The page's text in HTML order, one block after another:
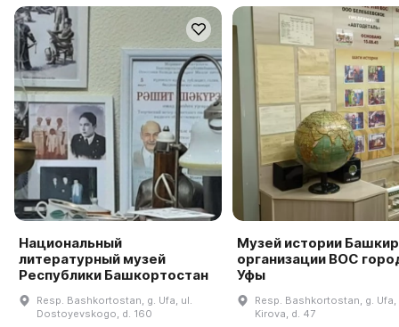
Национальный
литературный музей
Республики Башкортостан
Resp. Bashkortostan, g. Ufa, ul.
Dostoyevskogo, d. 160
Музей истории
организации ВОС
Уфы
Resp. Bashkortostan, g. Ufa,
Kirova, d. 47